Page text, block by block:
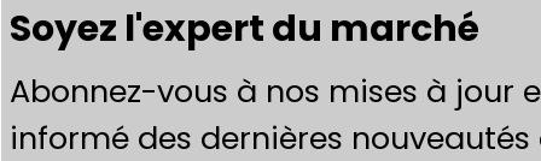
Soyez l'expert du marché
Abonnez-vous à nos mises à jour
informé des dernières nouveautés